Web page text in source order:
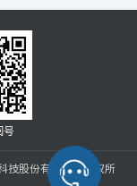
号
技股份有限公司版权所